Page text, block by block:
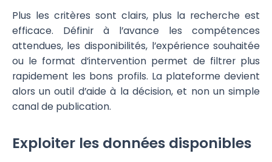
Plus les critères sont clairs, plus la recherche est
efficace. Définir à l’avance les compétences
attendues, les disponibilités, l’expérience souhaitée
ou le format d’intervention permet de filtrer plus
rapidement les bons profils. La plateforme devient
alors un outil d’aide à la décision, et non un simple
canal de publication.
Exploiter les données disponibles